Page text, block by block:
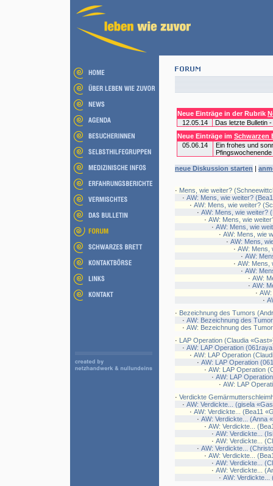
Neue Einträge in der Rubrik
12.05.14
Das letzte Bulletin
Neue Einträge im Schwarzen
05.06.14
Ein frohes und
Pfingswochenende
neue Diskussion starten |
· Mens, wie weiter?
· AW: Mens, wie weiter?
· AW: Mens, wie weiter?
· AW: Mens, wie weiter?
· AW: Mens, wie
· AW: Mens, wie
· AW: Mens, wie
· AW: Mens,
· AW: Mens,
· AW:
· AW: Mens,
· AW:
· AW:
· AW:
·
·
· Bezeichnung des Tumors
· AW: Bezeichnung des
· AW: Bezeichnung des
· LAP Operation (Claudia
· AW: LAP Operation
· AW: LAP Operation
· AW: LAP Operation
· AW: LAP Operation
· AW: LAP
· AW: LAP
· Verdickte
· AW: Verdickte... (gisela
· AW: Verdickte... (Bea11
· AW: Verdickte... (Anna
· AW: Verdickte...
· AW: Verdickte...
· AW: Verdickte...
· AW: Verdickte...
· AW: Verdickte...
· AW: Verdickte...
· AW: Verdickte...
· AW: Verdickte...